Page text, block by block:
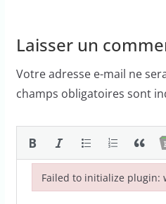
Laisser un
Votre adresse e-mail ne
champs obligatoires sont
Failed to initialize plugin:
Failed to initialize plugin: